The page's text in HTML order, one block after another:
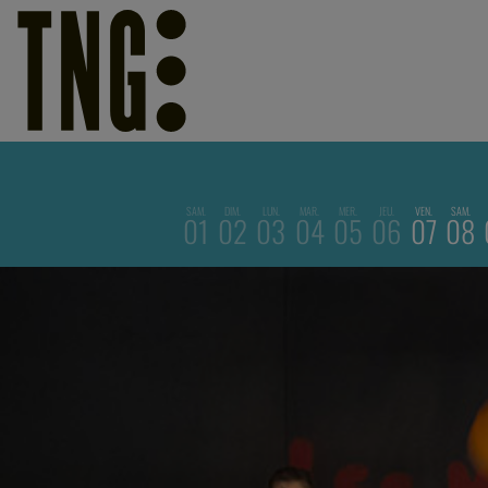
SAM.
01 DIM.
02 LUN.
03 MAR.
04 MER.
05 JEU.
06 VEN.
07 SAM.
08